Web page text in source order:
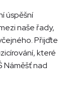
úspěšní
naše řady,
Přijďte
které
Náměšť nad